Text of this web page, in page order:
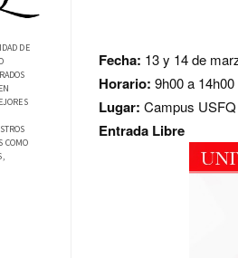
Fecha: 13 y 14 de
Horario: 9h00 a 14h00
Lugar: Campus USFQ
Entrada Libre
DE
COMO